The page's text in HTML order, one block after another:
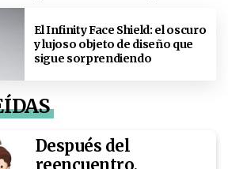
El Infinity Face Shield: el oscuro
y lujoso objeto de diseño que
sigue sorprendiendo
Después del
reencuentro,